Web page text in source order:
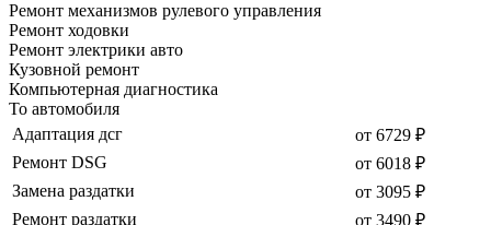
Ремонт механизмов рулевого управления
Ремонт ходовки
Ремонт электрики авто
Кузовной ремонт
Компьютерная диагностика
То автомобиля
Адаптация дсг
от 6729 ₽
Ремонт DSG
от 6018 ₽
Замена раздатки
от 3095 ₽
Ремонт раздатки
от 3490 ₽